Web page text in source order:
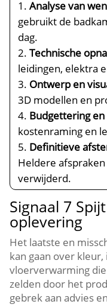
Analyse van
gebruikt de
dag.​
Technische
leidingen, elektra
Ontwerp en
3D modellen en
Budgettering en
kostenraming en
Definitieve
Heldere
verwijderd.​
Signaal 7
oplevering
Het laatste en
kan gaan over
vloerverwarming
zelden door het
gebrek aan advies